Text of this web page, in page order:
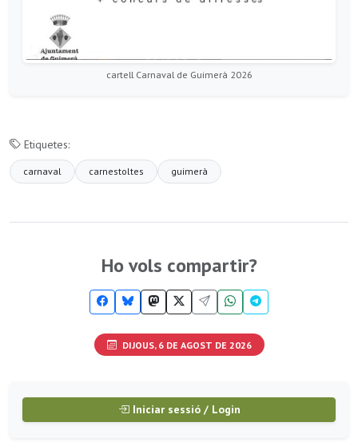
cartell Carnaval de Guimerà 2026
Etiquetes:
carnaval carnestoltes guimerà
Ho vols compartir?
DIJOUS, 6 DE AGOST DE 2026
Iniciar sessió / Login